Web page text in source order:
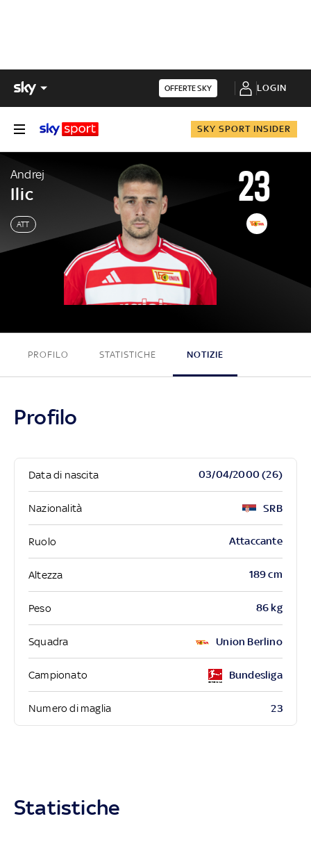
OFFERTE SKY LOGIN
SKY SPORT INSIDER
Andrej
Ilic
ATT
23
Andrej Ilic
PROFILO STATISTICHE NOTIZIE
Profilo
Data di nascita 03/04/2000 (26)
Nazionalità SRB
Ruolo Attaccante
Altezza 189 cm
Peso 86 kg
Squadra Union Berlino
Campionato Bundesliga
Numero di maglia 23
Statistiche